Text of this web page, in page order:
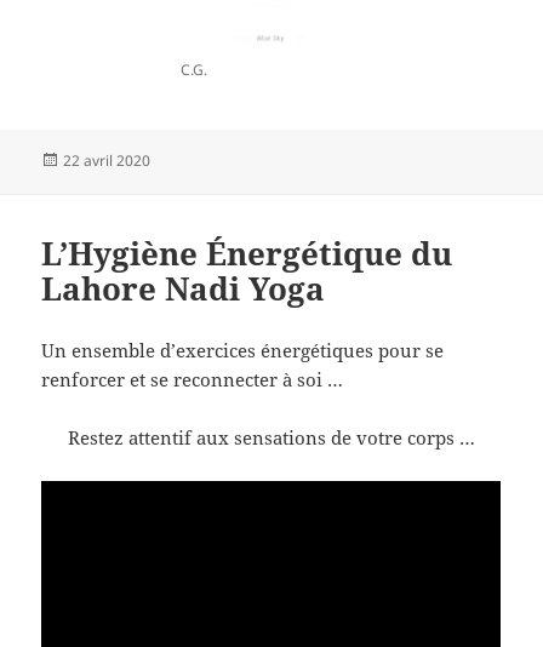
C.G.
Publié
22 avril 2020
L’Hygiène Énergétique du
Lahore Nadi Yoga
Un ensemble d’exercices énergétiques pour se
renforcer et se reconnecter à soi …
Restez attentif aux sensations de votre corps …